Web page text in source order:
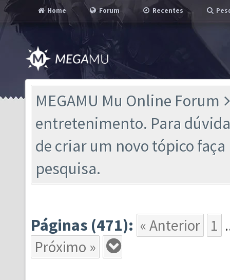
Home Forum Recentes
MEGAMU Mu Online Forum
entretenimento. Para
de criar um novo tópico
pesquisa.
Páginas (471): « Anterior 1
Próximo »